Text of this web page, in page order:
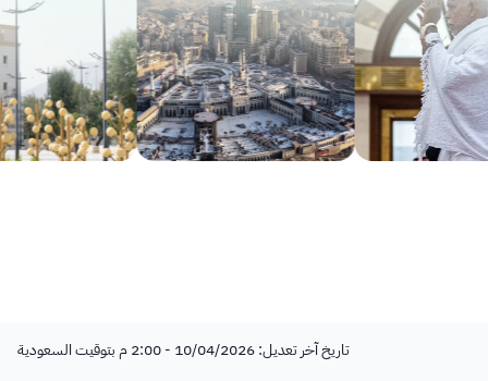
تاريخ آخر تعديل: 10/04/2026 - 2:00 م بتوقيت السعودية